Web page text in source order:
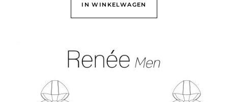
IN WINKELWAGEN